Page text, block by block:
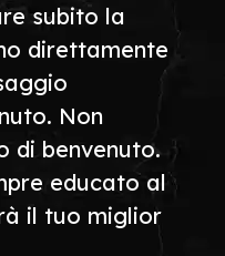
subito la
direttamente
Non
di benvenuto.
educato al
il tuo miglior